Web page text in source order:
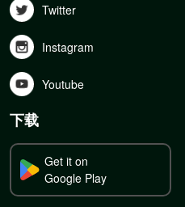
Twitter
Instagram
Youtube
下载
Get it on
Google Play